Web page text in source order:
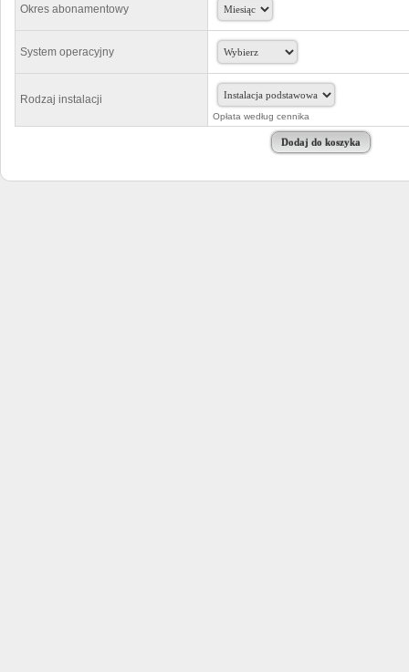
Okres abonamentowy
System operacyjny
Rodzaj instalacji
Opłata według cennika